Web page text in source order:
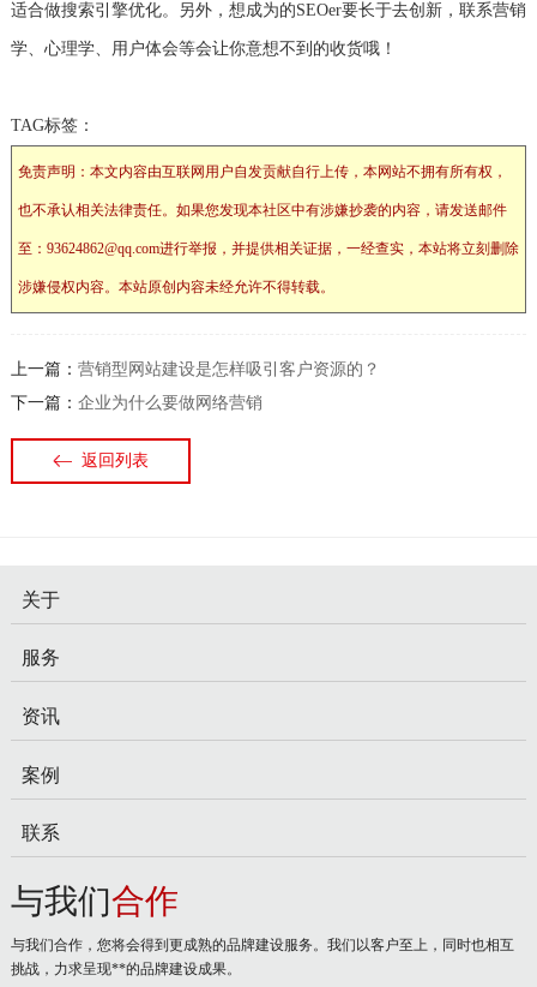
适合做搜索引擎优化。另外，想成为的SEOer要长于去创新，联系营销
学、心理学、用户体会等会让你意想不到的收货哦！
TAG标签：
免责声明：本文内容由互联网用户自发贡献自行上传，本网站不拥有所有权，
也不承认相关法律责任。如果您发现本社区中有涉嫌抄袭的内容，请发送邮件
至：93624862@qq.com进行举报，并提供相关证据，一经查实，本站将立刻删除
涉嫌侵权内容。本站原创内容未经允许不得转载。
上一篇： 营销型网站建设是怎样吸引客户资源的？
下一篇： 企业为什么要做网络营销
返回列表
关于
服务
资讯
案例
联系
与我们合作
与我们合作，您将会得到更成熟的品牌建设服务。我们以客户至上，同时也相互
挑战，力求呈现**的品牌建设成果。